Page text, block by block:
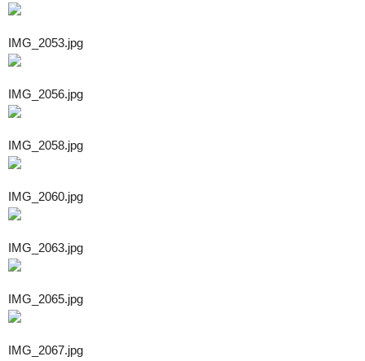
IMG_2053.jpg
IMG_2056.jpg
IMG_2058.jpg
IMG_2060.jpg
IMG_2063.jpg
IMG_2065.jpg
IMG_2067.jpg